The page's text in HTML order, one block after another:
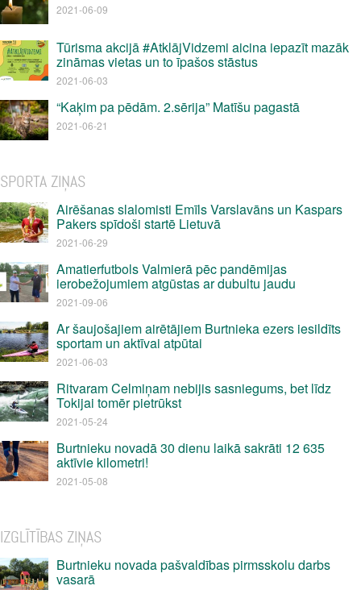
2021-06-09
Tūrisma akcijā #AtklājVidzemi aicina iepazīt mazāk
zināmas vietas un to īpašos stāstus
2021-06-03
“Kaķim pa pēdām. 2.sērija” Matīšu pagastā
2021-06-21
SPORTA ZIŅAS
Airēšanas slalomisti Emīls Varslavāns un Kaspars
Pakers spīdoši startē Lietuvā
2021-06-29
Amatierfutbols Valmierā pēc pandēmijas
ierobežojumiem atgūstas ar dubultu jaudu
2021-09-06
Ar šaujošajiem airētājiem Burtnieka ezers iesildīts
sportam un aktīvai atpūtai
2021-06-03
Ritvaram Celmiņam nebijis sasniegums, bet līdz
Tokijai tomēr pietrūkst
2021-05-24
Burtnieku novadā 30 dienu laikā sakrāti 12 635
aktīvie kilometri!
2021-05-08
IZGLĪTĪBAS ZIŅAS
Burtnieku novada pašvaldības pirmsskolu darbs
vasarā